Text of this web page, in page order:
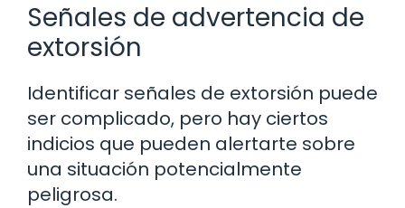
Señales de advertencia de
extorsión
Identificar señales de extorsión puede
ser complicado, pero hay ciertos
indicios que pueden alertarte sobre
una situación potencialmente
peligrosa.